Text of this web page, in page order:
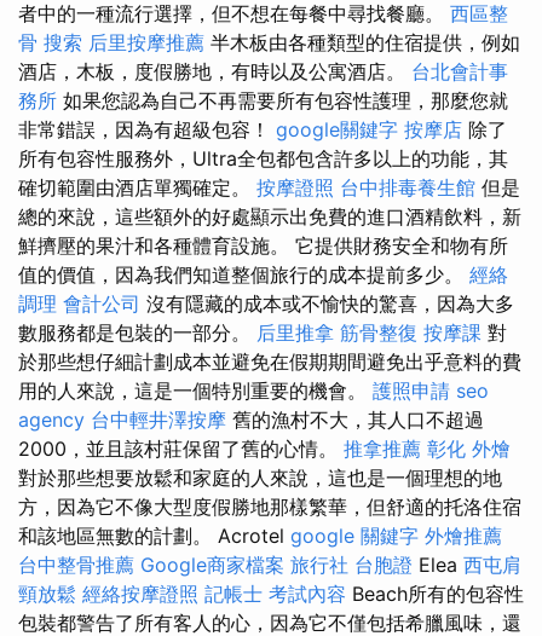
者中的一種流行選擇，但不想在每餐中尋找餐廳。 西區整
骨 搜索 后里按摩推薦 半木板由各種類型的住宿提供，例如
酒店，木板，度假勝地，有時以及公寓酒店。 台北會計事
務所 如果您認為自己不再需要所有包容性護理，那麼您就
非常錯誤，因為有超級包容！ google關鍵字 按摩店 除了
所有包容性服務外，Ultra全包都包含許多以上的功能，其
確切範圍由酒店單獨確定。 按摩證照 台中排毒養生館 但是
總的來說，這些額外的好處顯示出免費的進口酒精飲料，新
鮮擠壓的果汁和各種體育設施。 它提供財務安全和物有所
值的價值，因為我們知道整個旅行的成本提前多少。 經絡
調理 會計公司 沒有隱藏的成本或不愉快的驚喜，因為大多
數服務都是包裝的一部分。 后里推拿 筋骨整復 按摩課 對
於那些想仔細計劃成本並避免在假期期間避免出乎意料的費
用的人來說，這是一個特別重要的機會。 護照申請 seo
agency 台中輕井澤按摩 舊的漁村不大，其人口不超過
2000，並且該村莊保留了舊的心情。 推拿推薦 彰化 外燴
對於那些想要放鬆和家庭的人來說，這也是一個理想的地
方，因為它不像大型度假勝地那樣繁華，但舒適的托洛住宿
和該地區無數的計劃。 Acrotel google 關鍵字 外燴推薦
台中整骨推薦 Google商家檔案 旅行社 台胞證 Elea 西屯肩
頸放鬆 經絡按摩證照 記帳士 考試內容 Beach所有的包容性
包裝都警告了所有客人的心，因為它不僅包括希臘風味，還